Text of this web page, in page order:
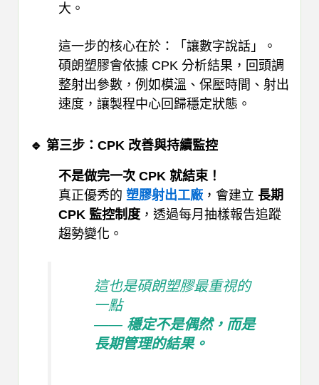
大。
這一步的核心在於：「讓數字說話」。
碩朗塑膠會依據 CPK 分析結果，回頭調
整射出參數，例如模溫、保壓時間、射出
速度，讓製程中心回歸穩定狀態。
🔹 第三步：CPK 改善與持續監控
不是做完一次 CPK 就結束！
真正優秀的 塑膠射出工廠，會建立 長期
CPK 監控制度，透過每月抽樣報告追蹤
趨勢變化。
這也是碩朗塑膠最重視的
一點
—— 穩定不是偶然，而是
長期管理的結果。